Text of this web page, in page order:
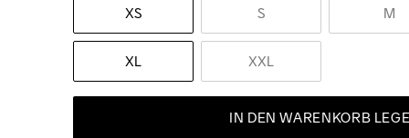
XS S M
XL XXL
IN DEN WARENKORB